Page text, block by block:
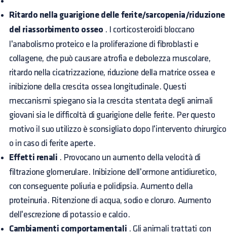
Ritardo nella guarigione delle ferite/sarcopenia/riduzione
del riassorbimento osseo . I corticosteroidi bloccano
l'anabolismo proteico e la proliferazione di fibroblasti e
collagene, che può causare atrofia e debolezza muscolare,
ritardo nella cicatrizzazione, riduzione della matrice ossea e
inibizione della crescita ossea longitudinale. Questi
meccanismi spiegano sia la crescita stentata degli animali
giovani sia le difficoltà di guarigione delle ferite. Per questo
motivo il suo utilizzo è sconsigliato dopo l'intervento chirurgico
o in caso di ferite aperte.
Effetti renali . Provocano un aumento della velocità di
filtrazione glomerulare. Inibizione dell'ormone antidiuretico,
con conseguente poliuria e polidipsia. Aumento della
proteinuria. Ritenzione di acqua, sodio e cloruro. Aumento
dell'escrezione di potassio e calcio.
Cambiamenti comportamentali . Gli animali trattati con